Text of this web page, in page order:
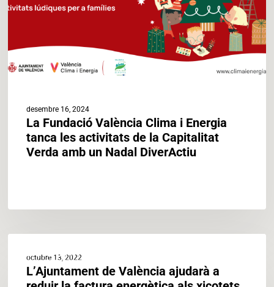
tanca
la
Capitalitat
Nadal
DiverActiu
desembre 16, 2024
La Fundació València Clima i Energia
tanca les activitats de la Capitalitat
Verda amb un Nadal DiverActiu
ACTUALITAT
València
ajudarà
octubre 13, 2022
L’Ajuntament de València ajudarà a